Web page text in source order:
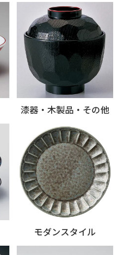
漆器・木製品・その他
モダンスタイル